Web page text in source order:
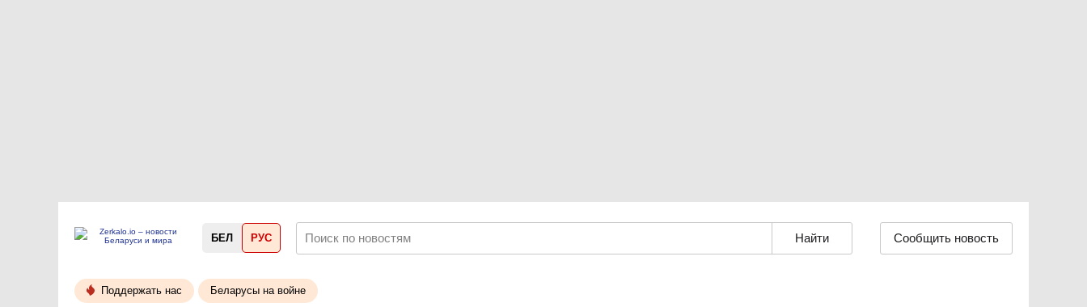
БЕЛ РУС Сообщить новость
Поддержать нас Беларусы на войне